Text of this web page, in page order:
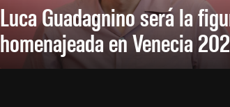
Luca Guadagnino será la
homenajeada en Venecia